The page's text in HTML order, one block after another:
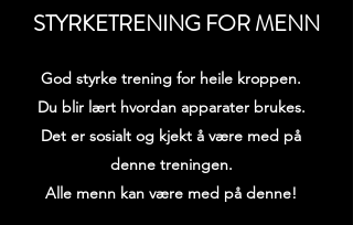
STYRKETRENING FOR MENN
God styrke trening for heile kroppen.
Du blir lært hvordan apparater brukes.
Det er sosialt og kjekt å være med på
denne treningen.
Alle menn kan være med på denne!